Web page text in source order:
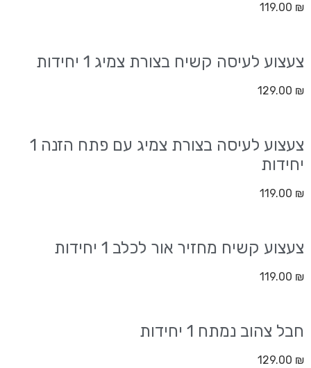
119.00 ₪
צעצוע לעיסה קשיח בצורת צמיג 1 יחידות
129.00 ₪
צעצוע לעיסה בצורת צמיג עם פתח הזנה 1
יחידות
119.00 ₪
צעצוע קשיח מחזיר אור לכלב 1 יחידות
119.00 ₪
חבל צהוב נמתח 1 יחידות
129.00 ₪